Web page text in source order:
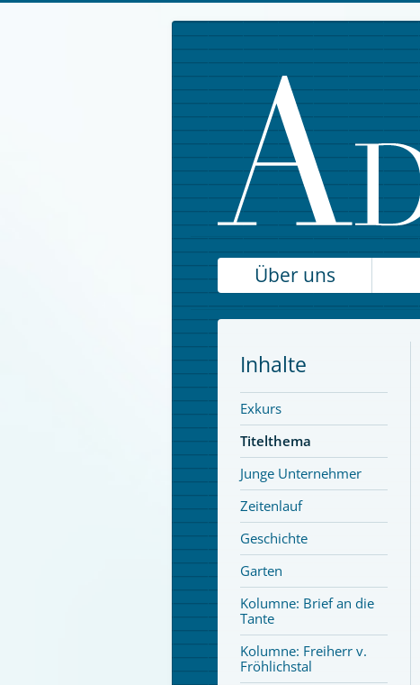
Über uns
Inhalte
Exkurs
Titelthema
Junge Unternehmer
Zeitenlauf
Geschichte
Garten
Kolumne: Brief an die
Tante
Kolumne: Freiherr v.
Fröhlichstal